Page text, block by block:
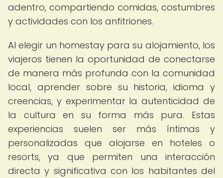
adentro, compartiendo comidas, costumbres
y actividades con los anfitriones.
Al elegir un homestay para su alojamiento, los
viajeros tienen la oportunidad de conectarse
de manera más profunda con la comunidad
local, aprender sobre su historia, idioma y
creencias, y experimentar la autenticidad de
la cultura en su forma más pura. Estas
experiencias suelen ser más íntimas y
personalizadas que alojarse en hoteles o
resorts, ya que permiten una interacción
directa y significativa con los habitantes del